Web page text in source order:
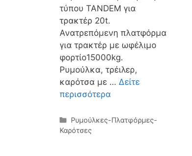
τύπου TANDEM για
τρακτέρ 20t.
Ανατρεπόμενη πλατφόρμα
για τρακτέρ με ωφέλιμο
φορτίο15000kg.
Ρυμούλκα, τρέιλερ,
καρότσα με … Δείτε
περισσότερα
Κατηγορίες
Ρυμούλκες-Πλατφόρμες-
Καρότσες